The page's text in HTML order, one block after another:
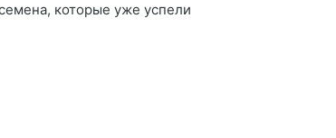
которые уже успели